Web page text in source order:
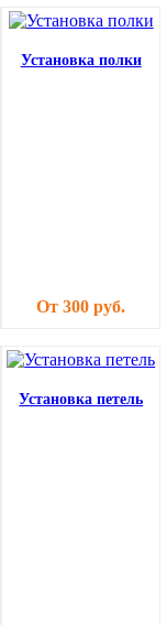
Установка полки
От 300 руб.
Установка петель